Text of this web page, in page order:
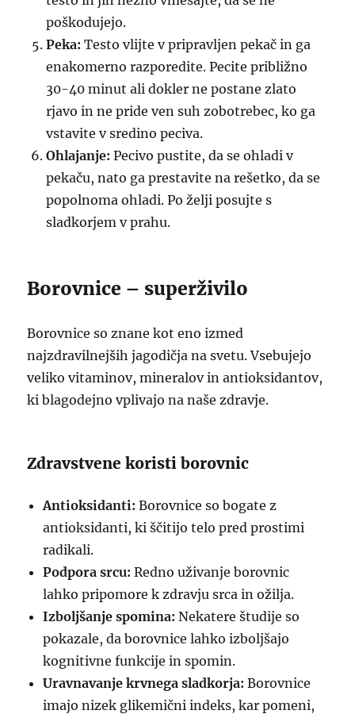
poškodujejo.
Peka: Testo vlijte v pripravljen pekač in ga
enakomerno razporedite. Pecite približno
30-40 minut ali dokler ne postane zlato
rjavo in ne pride ven suh zobotrebec, ko ga
vstavite v sredino peciva.
Ohlajanje: Pecivo pustite, da se ohladi v
pekaču, nato ga prestavite na rešetko, da se
popolnoma ohladi. Po želji posujte s
sladkorjem v prahu.
Borovnice – superživilo
Borovnice so znane kot eno izmed
najzdravilnejših jagodičja na svetu. Vsebujejo
veliko vitaminov, mineralov in antioksidantov,
ki blagodejno vplivajo na naše zdravje.
Zdravstvene koristi borovnic
Antioksidanti: Borovnice so bogate z
antioksidanti, ki ščitijo telo pred prostimi
radikali.
Podpora srcu: Redno uživanje borovnic
lahko pripomore k zdravju srca in ožilja.
Izboljšanje spomina: Nekatere študije so
pokazale, da borovnice lahko izboljšajo
kognitivne funkcije in spomin.
Uravnavanje krvnega sladkorja: Borovnice
imajo nizek glikemični indeks, kar pomeni,